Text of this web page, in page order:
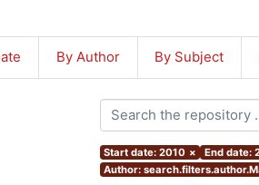
By Author By Subject
Start date: 2010 × End date:
Author: